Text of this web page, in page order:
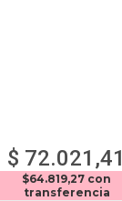
$ 72.021,41
$64.819,27 con
transferencia